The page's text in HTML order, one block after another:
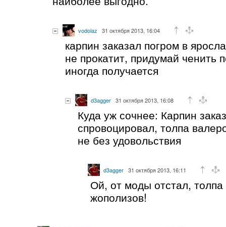
vodolaz 31 октября 2013, 16:04
карпин заказал погром в
не прокатит, придумай ченить
иногда получается
d3agger 31 октября 2013, 16:08
Куда уж сочнее: Карпин
спровоцировал, толпа
не без удовольствия
d3agger 31 октября 2013, 16:11
Ой, от моды отстал,
жополизов!